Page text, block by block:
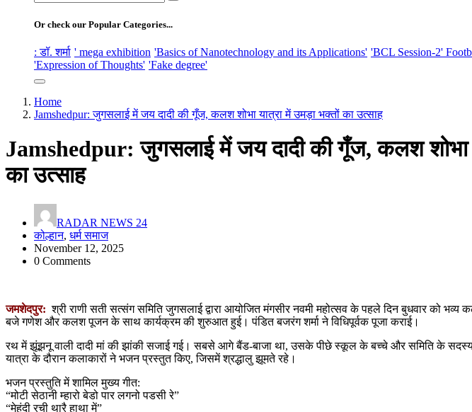
for:
Or check our Popular Categories...
: डॉ. शर्मा ' mega exhibition 'Basics of Nanotechnology and its Applications' 'BCL Session-2'
'Expression of Thoughts' 'Fake degree'
Home
Jamshedpur: जुगसलाई में जय दादी की गूँज, कलश शोभा यात्रा में उमड़ा भक्तों का उत्साह
Jamshedpur: जुगसलाई में जय दादी की गूँज, कलश शोभा
का उत्साह
RADAR NEWS 24
कोल्हान, धर्म समाज
November 12, 2025
0 Comments
जमशेदपुर: श्री राणी सती सत्संग समिति जुगसलाई द्वारा आयोजित मंगसीर नवमी महोत्सव के पहले दिन बुधवार को भव्य
बजे गणेश और कलश पूजन के साथ कार्यक्रम की शुरुआत हुई। पंडित बजरंग शर्मा ने विधिपूर्वक पूजा कराई।
रथ में झूंझनू वाली दादी मां की झांकी सजाई गई। सबसे आगे बैंड-बाजा था, उसके पीछे स्कूल के बच्चे और समिति के सदस्य
यात्रा के दौरान कलाकारों ने भजन प्रस्तुत किए, जिसमें श्रद्धालु झूमते रहे।
भजन प्रस्तुति में शामिल मुख्य गीत:
“मोटी सेठानी म्हारो बेडो पार लगनो पडसी रे”
“मेहंदी रची थारै हाथा में”